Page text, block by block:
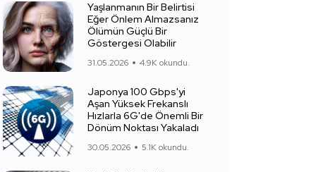
Yaşlanmanın Bir Belirtisi
Eğer Önlem Almazsanız
Ölümün Güçlü Bir
Göstergesi Olabilir
31.05.2026 4.9K okundu.
Japonya 100 Gbps'yi
Aşan Yüksek Frekanslı
Hızlarla 6G'de Önemli Bir
Dönüm Noktası Yakaladı
30.05.2026 5.1K okundu.